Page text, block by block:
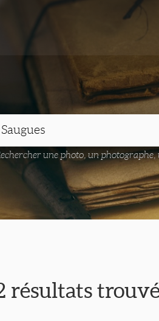
une photo, un photographe,
résultats